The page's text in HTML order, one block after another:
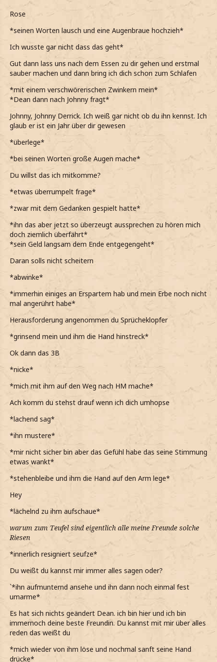
Rose
*seinen Worten lausch und eine Augenbraue hochzieh*
Ich wusste gar nicht dass das geht*
Gut dann lass uns nach dem Essen zu dir gehen und erstmal
sauber machen und dann bring ich dich schon zum Schlafen
*mit einem verschwörerischen Zwinkern mein*
*Dean dann nach Johnny fragt*
Johnny, Johnny Derrick. Ich weiß gar nicht ob du ihn kennst. Ich
glaub er ist ein Jahr über dir gewesen
*überlege*
*bei seinen Worten große Augen mache*
Du willst das ich mitkomme?
*etwas überrumpelt frage*
*zwar mit dem Gedanken gespielt hatte*
*ihn das aber jetzt so überzeugt aussprechen zu hören mich
doch ziemlich überfährt*
*sein Geld langsam dem Ende entgegengeht*
Daran solls nicht scheitern
*abwinke*
*immerhin einiges an Erspartem hab und mein Erbe noch nicht
mal angerührt habe*
Herausforderung angenommen du Sprücheklopfer
*grinsend mein und ihm die Hand hinstreck*
Ok dann das 3B
*nicke*
*mich mit ihm auf den Weg nach HM mache*
Ach komm du stehst drauf wenn ich dich umhopse
*lachend sag*
*ihn mustere*
*mir nicht sicher bin aber das Gefühl habe das seine Stimmung
etwas wankt*
*stehenbleibe und ihm die Hand auf den Arm lege*
Hey
*lächelnd zu ihm aufschaue*
warum zum Teufel sind eigentlich alle meine Freunde solche
Riesen
*innerlich resigniert seufze*
Du weißt du kannst mir immer alles sagen oder?
`*ihn aufmunternd ansehe und ihn dann noch einmal fest
umarme*
Es hat sich nichts geändert Dean. ich bin hier und ich bin
immernoch deine beste Freundin. Du kannst mit mir über alles
reden das weißt du
*mich wieder von ihm löse und nochmal sanft seine Hand
drücke*